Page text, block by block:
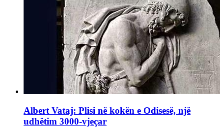
Albert Vataj: Plisi në kokën e Odisesë, një
udhëtim 3000-vjeçar